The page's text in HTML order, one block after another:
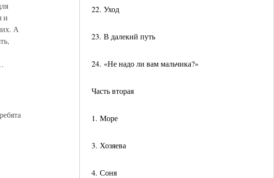
22. Уход
23. В далекий путь
24. «Не надо ли вам мальчика?»
Часть вторая
1. Море
3. Хозяева
4. Соня
и
А